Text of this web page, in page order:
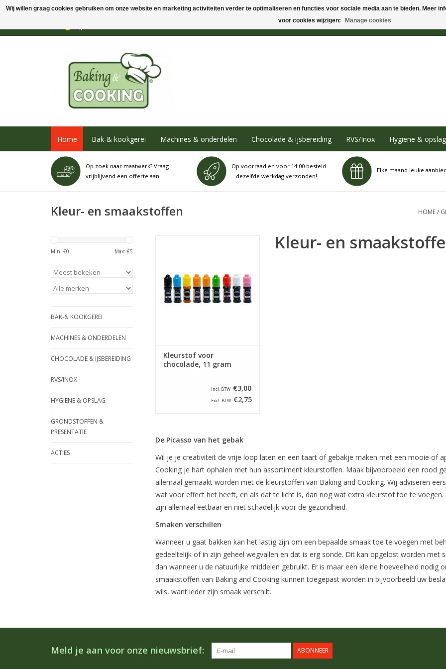
Home Bak-& kookgerei Machines & onderdelen Chocolade & ijsbereiding RVS/Inox Hygiëne & opslag
Op zoek naar maatwerk? Vraag
vrijblijvend een offerte aan.
Op voorraad en voor 14:00 besteld
= dezelfde werkdag verzonden!
Elke maand leuke
Kleur- en smaakstoffen HOME/
Min: €0 Max: €5
BAK-& KOOKGEREI
MACHINES & ONDERDELEN
CHOCOLADE & IJSBEREIDING
RVS/INOX
HYGIËNE & OPSLAG
GRONDSTOFFEN &
PRESENTATIE
ACTIES
TOEVOEGEN AAN WINKELWAGEN
Kleurstof voor
chocolade, 11 gram
Incl. BTW €3,00
Excl. BTW €2,75
Kleur- en
De Picasso van het gebak
Wil je je creativiteit de vrije loop laten en een taart of gebakje maken met een mooie of
Cooking je hart ophalen met hun assortiment kleurstoffen. Maak bijvoorbeeld een rood
allemaal gemaakt worden met de kleurstoffen van Baking and Cooking. Wij adviseren
wat voor effect het heeft, en als dat te licht is, dan nog wat extra kleurstof toe te
zijn allemaal eetbaar en niet schadelijk voor de gezondheid.
Smaken verschillen
Wanneer u gaat bakken kan het lastig zijn om een bepaalde smaak toe te voegen met
gedeeltelijk of in zijn geheel wegvallen en dat is erg sonde. Dit kan opgelost worden
dan wanneer u de natuurlijke middelen gebruikt. Er is maar een kleine hoeveelheid nodig
smaakstoffen van Baking and Cooking kunnen toegepast worden in bijvoorbeeld uw
wils, want ieder zijn smaak verschilt.
Meld je aan voor onze nieuwsbrief: ABONNEER
Wij willen graag cookies gebruiken om onze website en marketing activiteiten verder te optimaliseren en functies voor sociale media aan te bieden. Meer
voor cookies wijzigen:
Manage cookies